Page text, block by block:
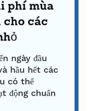
phí mùa
các
ngày đầu
hầu hết các
có thể
động chuẩn